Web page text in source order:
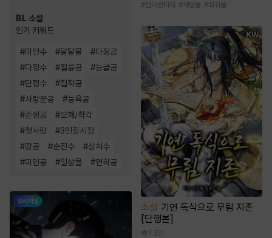
BL 소설
인기 키워드
#미인수 #달달물 #다정공
#다정수 #절륜공 #능글공
#단정수 #집착공
#사랑꾼공 #능욕공
#순정공 #오해/착각
#첫사랑 #3인칭시점
#강공 #순진수 #상처수
#미인공 #일상물 #연하공
#현대판타지 #재벌물 #회귀물
소설 기연 독식으로 무림 지존
[단행본]
1.3만